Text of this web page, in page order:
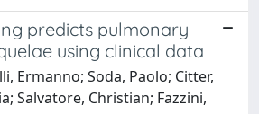
predicts pulmonary
using clinical data
Ermanno; Soda, Paolo; Citter,
Salvatore, Christian; Fazzini,